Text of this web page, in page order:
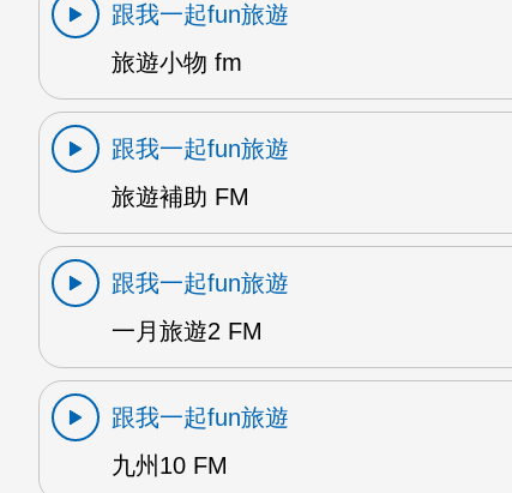
跟我一起fun旅遊
旅遊小物 fm
跟我一起fun旅遊
旅遊補助 FM
跟我一起fun旅遊
一月旅遊2 FM
跟我一起fun旅遊
九州10 FM